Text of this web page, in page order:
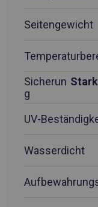
Seitengewicht
Sicherun
g
UV-
Wasserdicht